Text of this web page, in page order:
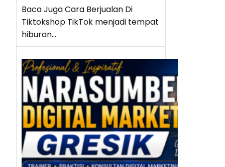
Baca Juga Cara Berjualan Di
Tiktokshop TikTok menjadi tempat
hiburan…